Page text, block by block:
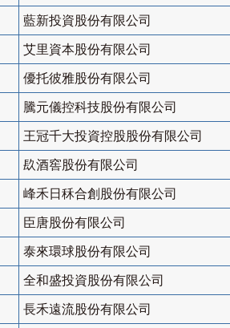
藍新投資股份有限公司
艾里資本股份有限公司
優托彼雅股份有限公司
騰元儀控科技股份有限公司
王冠千大投資控股股份有限公司
镹酒窖股份有限公司
峰禾日秝合創股份有限公司
臣唐股份有限公司
泰來環球股份有限公司
全和盛投資股份有限公司
長禾遠流股份有限公司